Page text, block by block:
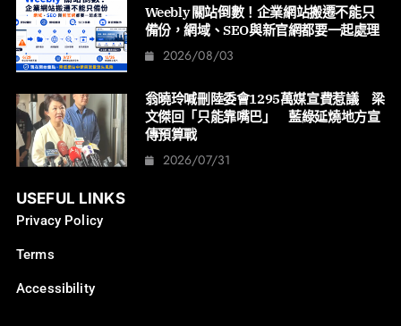
Weebly 關站倒數！企業網站搬遷不能只
備份，網域、SEO與新官網都要一起處理
2026/08/03
翁曉玲喊刪陸委會1295萬媒宣費惹議 梁
文傑回「只能靠嘴巴」 藍綠延燒地方宣
傳預算戰
2026/07/31
USEFUL LINKS
Privacy Policy
Terms
Accessibility